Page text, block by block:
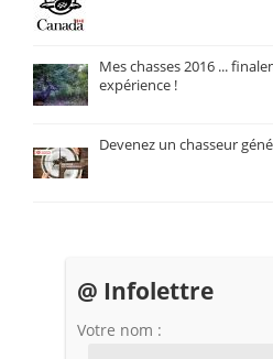
Mes chasses 2016 ...
expérience !
Devenez un chasseur
@ Infolettre
Votre nom :